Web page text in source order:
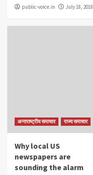
public-voice.in July 18, 2018
अन्तराष्ट्रीय समाचार राज्य समाचार
Why local US
newspapers are
sounding the alarm